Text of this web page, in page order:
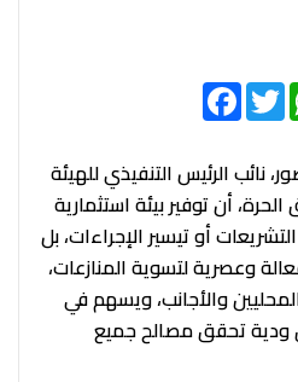
FacebookTwitter
نائب الرئيس التنفيذي للهيئة
أن توفير بيئة استثمارية
أو تيسير الإجراءات، بل
وعصرية لتسوية المنازعات،
والأجانب، ويسهم في
ودية تحقق مصالح جميع